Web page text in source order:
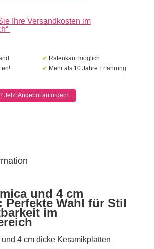
Ihre Versandkosten im
“
✔ Ratenkauf möglich
✔ Mehr als 10 Jahre Erfahrung
Jetzt Angebot anfordern.
und 4 cm
Perfekte Wahl für Stil
im
4 cm dicke Keramikplatten